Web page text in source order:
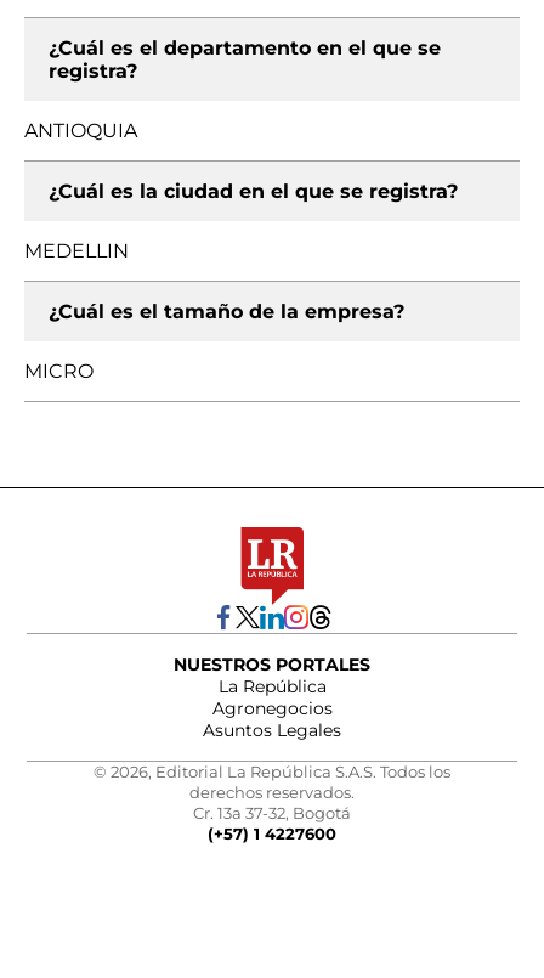
¿Cuál es el departamento en el que se
registra?
ANTIOQUIA
¿Cuál es la ciudad en el que se registra?
MEDELLIN
¿Cuál es el tamaño de la empresa?
MICRO
NUESTROS PORTALES
La República
Agronegocios
Asuntos Legales
© 2026, Editorial La República S.A.S. Todos los
derechos reservados.
Cr. 13a 37-32, Bogotá
(+57) 1 4227600